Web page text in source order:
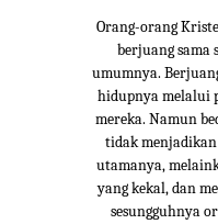
Orang-orang
berjuang sama
umumnya.
hidupnya melalui
mereka. Namun
tidak
utamanya,
yang kekal, dan
sesungguhnya